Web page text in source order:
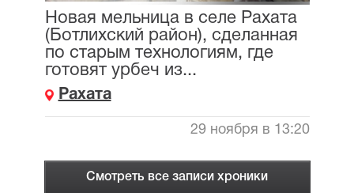
Новая мельница в селе Рахата
(Ботлихский район), сделанная
по старым технологиям, где
готовят урбеч из...
Рахата
29 ноября в 13:20
Смотреть все записи хроники